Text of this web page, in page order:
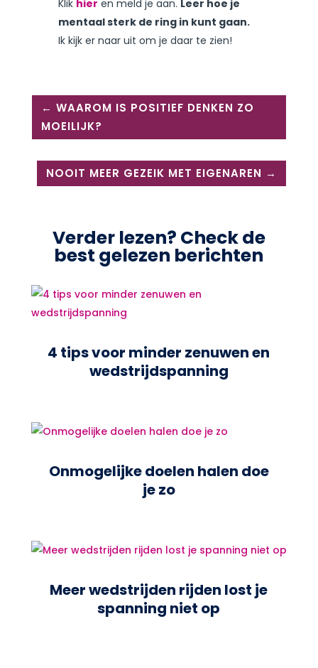
Klik hier en meld je aan. Leer hoe je
mentaal sterk de ring in kunt gaan.
Ik kijk er naar uit om je daar te zien!
← WAAROM IS POSITIEF DENKEN ZO
MOEILIJK?
NOOIT MEER GEZEIK MET EIGENAREN →
Verder lezen? Check de
best gelezen berichten
4 tips voor minder zenuwen en
wedstrijdspanning
Onmogelijke doelen halen doe
je zo
Meer wedstrijden rijden lost je
spanning niet op